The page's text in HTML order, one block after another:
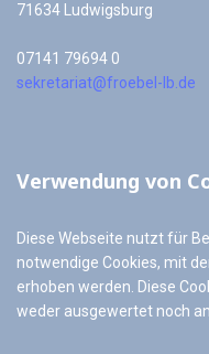
71634 Ludwigsburg
07141 79694 0
sekretariat@froebel-lb.de
Verwendung von
Diese Webseite nutzt für
notwendige Cookies, mit
erhoben werden. Diese
weder ausgewertet noch